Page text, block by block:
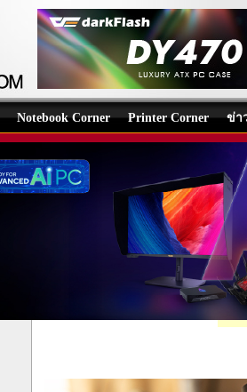
Notebook Corner Printer Corner ข่า
HyperX SoloCast 2 - USB
โดย:tpp, 28/09/